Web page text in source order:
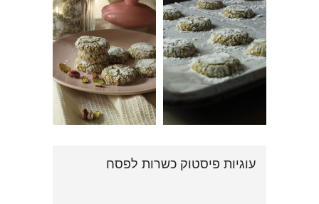
עוגיות פיסטוק כשרות לפסח